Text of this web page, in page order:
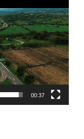
00:37